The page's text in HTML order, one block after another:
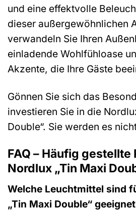
und eine effektvolle
dieser außergewöhnlichen
verwandeln Sie Ihren
einladende Wohlfühloase
Akzente, die Ihre Gäste
Gönnen Sie sich das
investieren Sie in die
Double“. Sie werden es
FAQ – Häufig gestellte
Nordlux „Tin Maxi
Welche Leuchtmittel sind
„Tin Maxi Double“